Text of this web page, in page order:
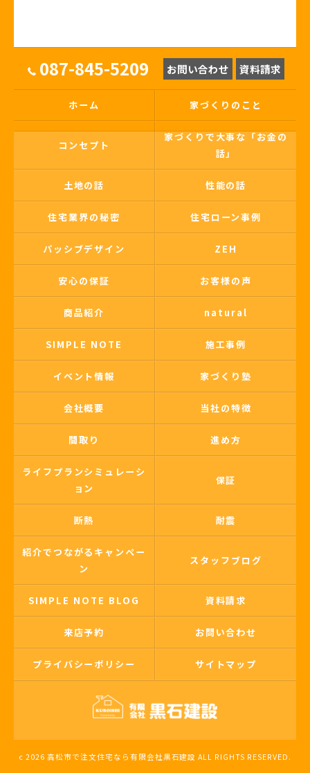
087-845-5209 お問い合わせ 資料請求
ホーム 家づくりのこと
コンセプト
家づくりで大事な「お金の
話」
土地の話 性能の話
住宅業界の秘密 住宅ローン事例
パッシブデザイン ZEH
安心の保証 お客様の声
商品紹介 natural
SIMPLE NOTE 施工事例
イベント情報 家づくり塾
会社概要 当社の特徴
間取り 進め方
ライフプランシミュレーシ
ョン
保証
断熱 耐震
紹介でつながるキャンペー
ン
スタッフブログ
SIMPLE NOTE BLOG 資料請求
来店予約 お問い合わせ
プライバシーポリシー サイトマップ
c 2026 高松市で注文住宅なら有限会社黒石建設 ALL RIGHTS RESERVED.